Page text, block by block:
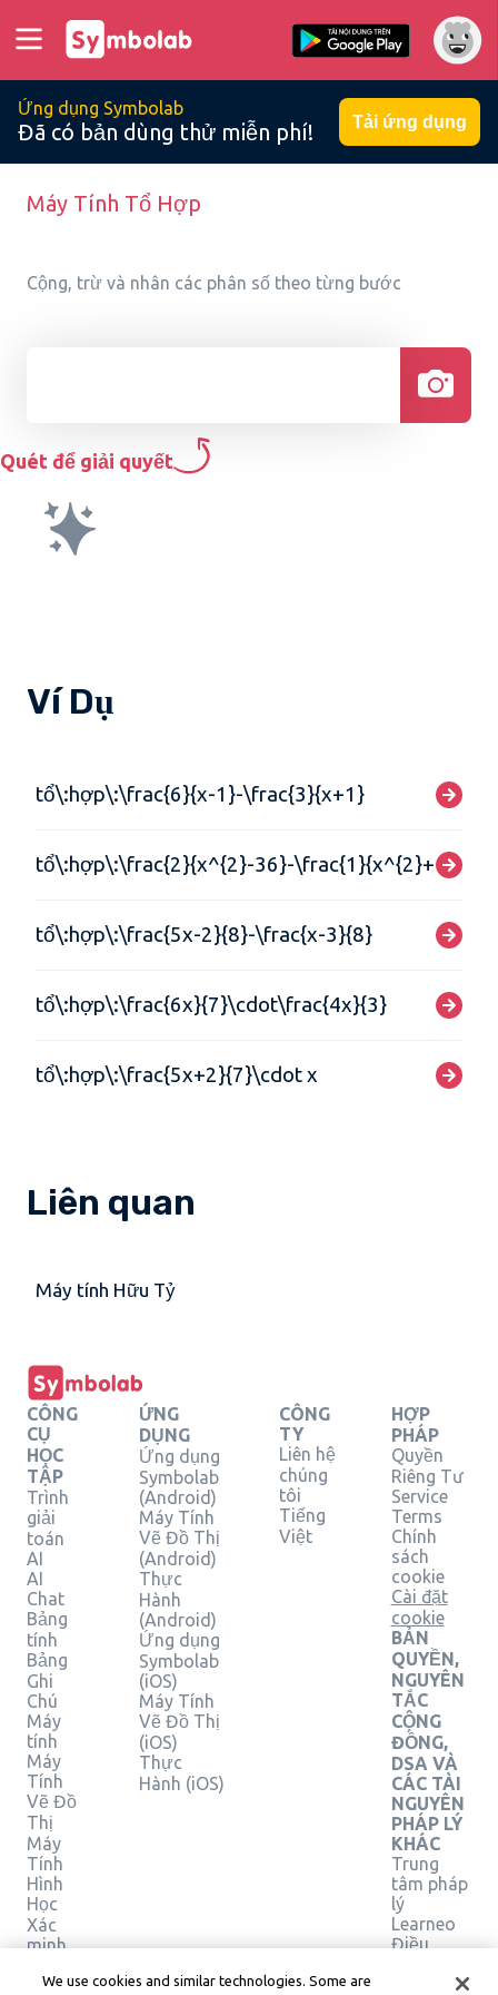
Ứng dụng Symbolab
Đã có bản dùng thử miễn phí! Tải ứng dụng
Máy Tính Tổ Hợp
Cộng, trừ và nhân các phân số theo từng bước
Quét để giải quyết
Ví Dụ
tổ\:hợp\:\frac{6}{x-1}-\frac{3}{x+1}
tổ\:hợp\:\frac{2}{x^{2}-36}-\frac{1}{x^{2}+6x}
tổ\:hợp\:\frac{5x-2}{8}-\frac{x-3}{8}
tổ\:hợp\:\frac{6x}{7}\cdot\frac{4x}{3}
tổ\:hợp\:\frac{5x+2}{7}\cdot x
Liên quan
Máy tính Hữu Tỷ
CÔNG
CỤ
HỌC
TẬP
Trình
giải
toán
AI
AI
Chat
Bảng
tính
Bảng
Ghi
Chú
Máy
tính
Máy
Tính
Vẽ Đồ
Thị
Máy
Tính
Hình
Học
Xác
minh
pháp
ỨNG
DỤNG
Ứng dụng
Symbolab
(Android)
Máy Tính
Vẽ Đồ Thị
(Android)
Thực
Hành
(Android)
Ứng dụng
Symbolab
(iOS)
Máy Tính
Vẽ Đồ Thị
(iOS)
Thực
Hành (iOS)
CÔNG
TY
Liên hệ
chúng
tôi
Tiếng
Việt
HỢP
PHÁP
Quyền
Riêng Tư
Service
Terms
Chính
sách
cookie
Cài đặt
cookie
BẢN
QUYỀN,
NGUYÊN
TẮC
CỘNG
ĐỒNG,
DSA VÀ
CÁC TÀI
NGUYÊN
PHÁP LÝ
KHÁC
Trung
tâm pháp
lý
Learneo
Điều
We use cookies and similar technologies. Some are